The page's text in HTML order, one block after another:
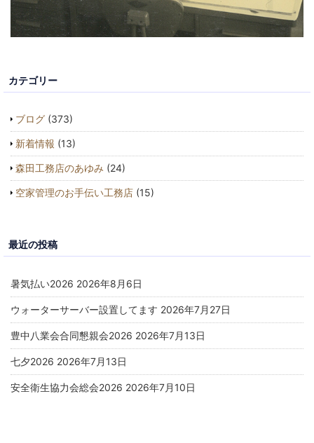
カテゴリー
ブログ (373)
新着情報 (13)
森田工務店のあゆみ (24)
空家管理のお手伝い工務店 (15)
最近の投稿
暑気払い2026 2026年8月6日
ウォーターサーバー設置してます 2026年7月27日
豊中八業会合同懇親会2026 2026年7月13日
七夕2026 2026年7月13日
安全衛生協力会総会2026 2026年7月10日